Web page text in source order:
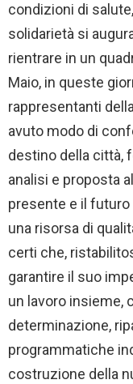
condizioni di
solidarietà si
rientrare in un
Maio, in queste
rappresentanti
avuto modo di
destino della città,
analisi e proposta
presente e il
una risorsa di
certi che,
garantire il suo
un lavoro insieme,
determinazione,
programmatiche
costruzione della